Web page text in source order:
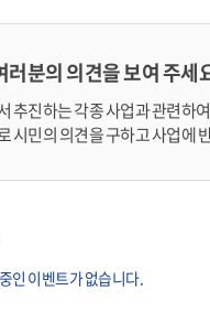
러분의 의견을 보여 주세
추진하는 각종 사업과 관련하
시민의 의견을 구하고 사업에
인 이벤트가 없습니다.